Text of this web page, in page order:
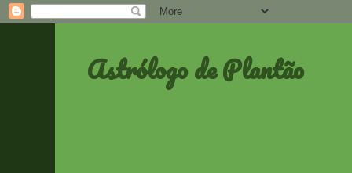
Astrólogo de Plantão